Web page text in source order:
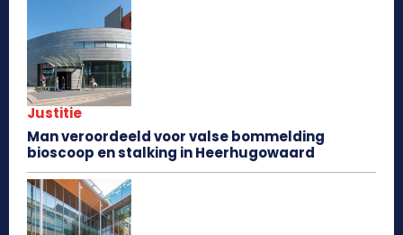
Justitie
Man veroordeeld voor valse bommelding
bioscoop en stalking in Heerhugowaard